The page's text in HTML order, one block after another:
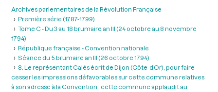
Archives parlementaires de la Révolution Française
Première série (1787-1799)
Tome C - Du 3 au 18 brumaire an III (24 octobre au 8 novembre
1794)
République française - Convention nationale
Séance du 5 brumaire an III (26 octobre 1794)
8. Le représentant Calés écrit de Dijon (Côte-d’Or), pour faire
cesser les impressions défavorables sur cette commune relatives
à son adresse à la Convention : cette commune applaudit au